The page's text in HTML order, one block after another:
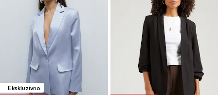
Ekskluzivno